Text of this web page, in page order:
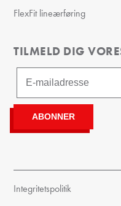
FlexFit lineærføring
TILMELD DIG
Integritetspolitik